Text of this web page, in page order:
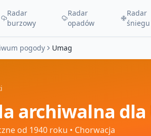
Radar
burzowy
Radar
opadów
Radar
śniegu
pogody Umag
archiwalna dla
od 1940 roku • Chorwacja